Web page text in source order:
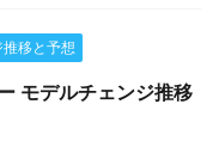
移と予想
モデルチェンジ推移